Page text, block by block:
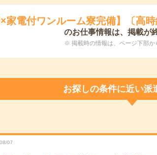
×家電付ワンルーム寮完備】〔高
のお仕事情報は、掲載が
※ 掲載時の情報は、ページ下部か
お探しの条件に近い派
07